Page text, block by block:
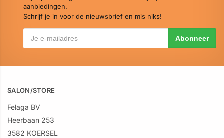
aanbiedingen.
Schrijf je in voor de nieuwsbrief en mis niks!
SALON/STORE
Felaga BV
Heerbaan 253
3582 KOERSEL